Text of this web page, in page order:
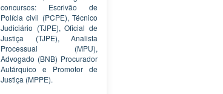
concursos: Escrivão de
Polícia civil (PCPE), Técnico
Judiciário (TJPE), Oficial de
Justiça (TJPE), Analista
Processual (MPU),
Advogado (BNB) Procurador
Autárquico e Promotor de
Justiça (MPPE).